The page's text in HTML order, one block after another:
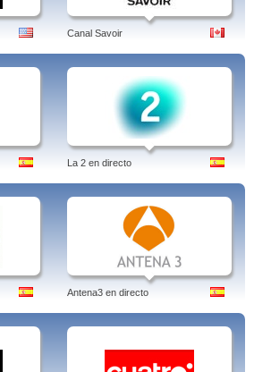
Canal Savoir
La 2 en directo
Antena3 en directo